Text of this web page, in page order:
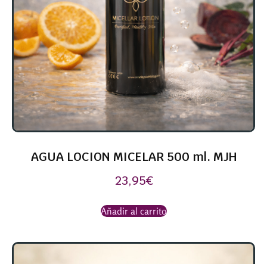
AGUA LOCION MICELAR 500 ml. MJH
23,95€
Añadir al carrito